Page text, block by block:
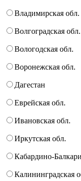
Владимирская обл.
Волгоградская обл.
Вологодская обл.
Воронежская обл.
Дагестан
Еврейская обл.
Ивановская обл.
Иркутская обл.
Кабардино-
Калининградская